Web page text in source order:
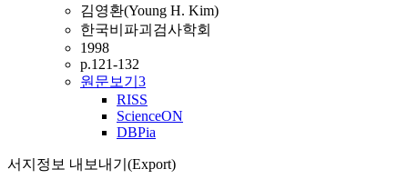
김영환(Young H. Kim)
한국비파괴검사학회
1998
p.121-132
원문보기 3
RISS
ScienceON
DBPia
서지정보 내보내기(Export)